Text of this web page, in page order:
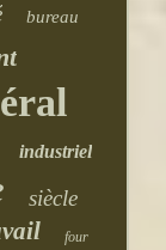
bureau
industriel
siècle
four